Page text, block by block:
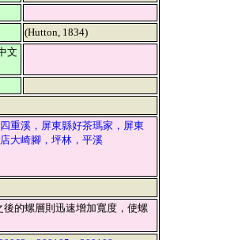
(Hutton, 1834)
文
重溪，屏東縣好茶瑪家，屏東
大崎腳，坪林，平溪
的螺層則迅速增加寬度，使螺